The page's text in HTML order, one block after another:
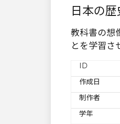
日本の歴
教科書の想
とを学習さ
ID
作成日
制作者
学年